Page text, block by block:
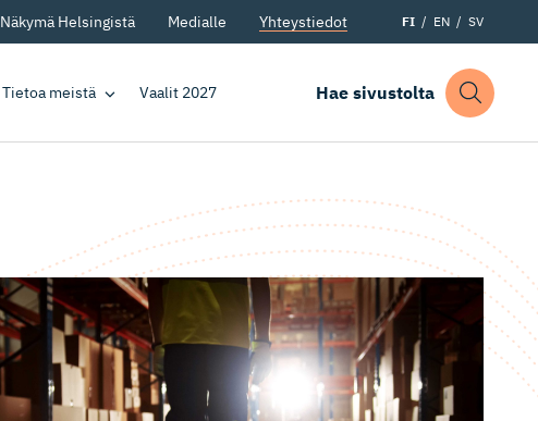
Näkymä Helsingistä Medialle Yhteystiedot FI EN SV
Tietoa meistä Vaalit 2027 Hae sivustolta